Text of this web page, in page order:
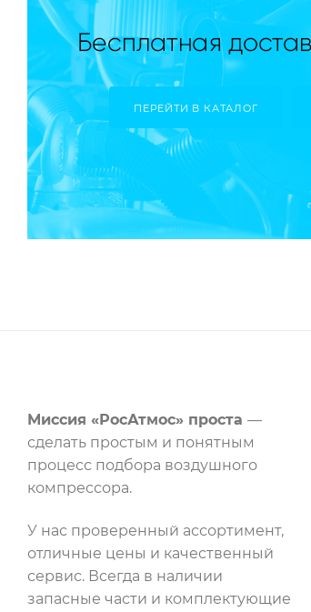
ПЕРЕЙТИ В КАТАЛОГ
Миссия «РосАтмос» проста —
сделать простым и понятным
процесс подбора воздушного
компрессора.
У нас проверенный ассортимент,
отличные цены и качественный
сервис. Всегда в наличии
запасные части и комплектующие